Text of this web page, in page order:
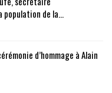
population de la…
d’hommage à Alain